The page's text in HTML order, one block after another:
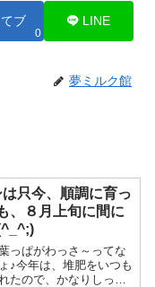
ブ
0
LINE
夢ミルク館
は只今、順調に育っ
、８月上旬に間に
っぱがわっさ～ってな
♪今年は、堆肥をいつも
たので、かなりしっか